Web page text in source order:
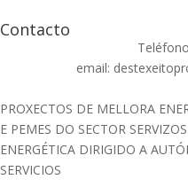
Contacto
email:
PROXECTOS DE MELLORA
E PEMES DO SECTOR
ENERGÉTICA DIRIGIDO A
SERVICIOS